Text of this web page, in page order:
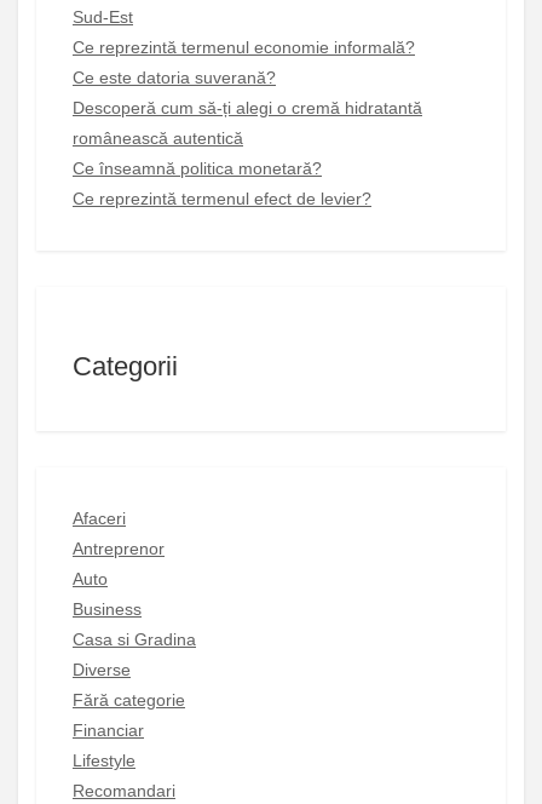
Sud-Est
Ce reprezintă termenul economie informală?
Ce este datoria suverană?
Descoperă cum să-ți alegi o cremă hidratantă
românească autentică
Ce înseamnă politica monetară?
Ce reprezintă termenul efect de levier?
Categorii
Afaceri
Antreprenor
Auto
Business
Casa si Gradina
Diverse
Fără categorie
Financiar
Lifestyle
Recomandari